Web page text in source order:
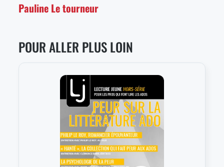
Pauline Le tourneur
POUR ALLER PLUS LOIN